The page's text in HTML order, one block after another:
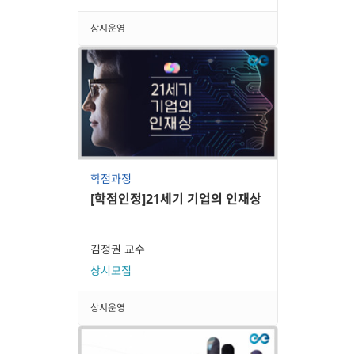
상시운영
학점과정
[학점인정]21세기 기업의 인재상
김정권 교수
상시모집
상시운영